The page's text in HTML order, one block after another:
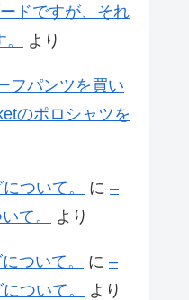
ドですが、それ
より
フパンツを買い
のポロシャツを
ついて。 に –
て。
より
ついて。 に –
ついて。
より